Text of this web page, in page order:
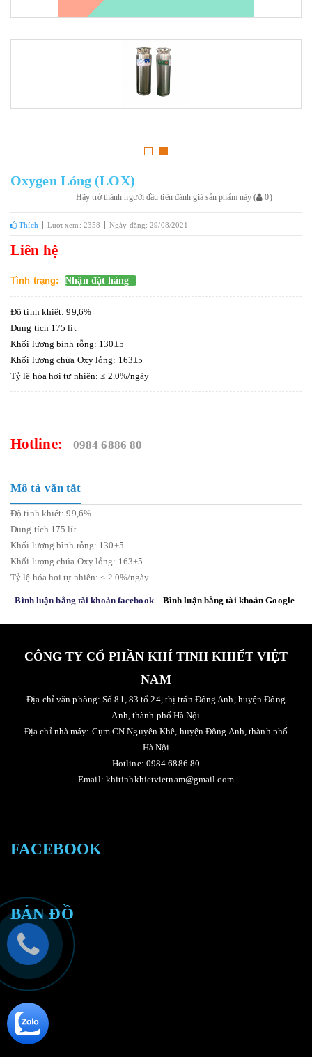
Oxygen Lỏng (LOX)
Hãy trở thành người đầu tiên đánh giá sản phẩm này ( 0)
Thích Lượt xem: 2358 Ngày đăng: 29/08/2021
Liên hệ
Tình trạng: Nhận đặt hàng
Độ tinh khiết: 99,6%
Dung tích 175 lít
Khối lượng bình rỗng: 130±5
Khối lượng chứa Oxy lỏng: 163±5
Tỷ lệ hóa hơi tự nhiên: ≤ 2.0%/ngày
Hotline: 0984 6886 80
Mô tả vắn tắt
Độ tinh khiết: 99,6%
Dung tích 175 lít
Khối lượng bình rỗng: 130±5
Khối lượng chứa Oxy lỏng: 163±5
Tỷ lệ hóa hơi tự nhiên: ≤ 2.0%/ngày
Bình luận bằng tài khoản facebook Bình luận bằng tài khoản Google
CÔNG TY CỔ PHẦN KHÍ TINH KHIẾT VIỆT
NAM
Địa chỉ văn phòng: Số 81, 83 tổ 24, thị trấn Đông Anh, huyện Đông
Anh, thành phố Hà Nội
Địa chỉ nhà máy: Cụm CN Nguyên Khê, huyện Đông Anh, thành phố
Hà Nội
Hotline: 0984 6886 80
Email: khitinhkhietvietnam@gmail.com
FACEBOOK
BẢN ĐỒ